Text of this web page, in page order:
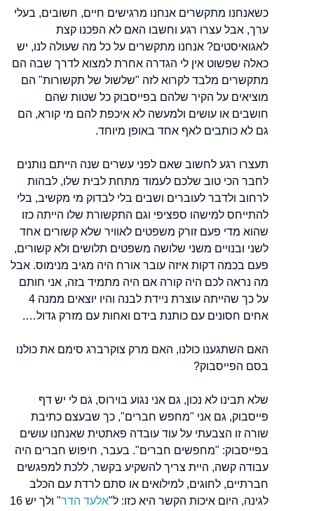
כשאנחנו מתקשרים אנחנו מרגישים חיים, חשובים, בעלי
ערך, אבל עצרו רגע וחשבו האם לא הפכנו קצת
לאגואיסטים? אנחנו מתקשרים על כל מה שעולה לנו, יש
כאלה שפשוט אין לי הגדרה אחרת למצוא לדרך שבה הם
מתקשרים מלבד לקרוא לזה "שלשול של תקשורות" הם
מוציאים על הקיר שלהם בפייסבוק כל שטות שהם
חושבים או עושים ולמעשה לא איכפת להם מי קורא, הם
גם לא כותבים לאף אחד באופן מיוחד.
תעצרו רגע לחשוב שאם לפני עשרים שנה הייתם נותנים
לחבר הכי טוב שלכם לעמוד מתחת לבית שלו, לבהות
לרחוב ולדבר לעוברים ושבים בלי לבדוק מי מקשיב, בלי
להתייחס למישהו ספציפי וגם התקשורת שלו הייתה כזו
שהוא מדי פעם זורק משפטים לאוויר שלא קשורים אחד
לשני ובנויים משני שלושה משפטים תלושים ולא קשורים,
פעם בכמה דקות איזה עובר אורח היה מגיב מנימוס. אבל
מה נראה לכם היה קורה אם היה מתמיד בזה, אני חותם
על כך שהייתה עוצרת ניידת לבנה והיו יוצאים ממנה 4
אחים חסונים עם כותנת בידם ואחות עם מזרק גדול….
האם השתגענו כולנו, האם מרק צוקרברג סימם את כולנו
בסם הפייסבוק?
שלא תבינו לא נכון, גם אני נגוע בוירוס, גם לי יש דף
פייסבוק, גם אני "מחפש חברים", כך שבעצם כתיבת
שורה זו הצבעתי על עוד עובדה פאתטית שאנחנו עושים
בפייסבוק: "מחפשים חברים". בעבר, חיפוש חברים היה
עבודה קשה, היית צריך להשקיע בקשר, ללכת למפגשים
חברתיים, לחוגים, למילואים או סתם לרדת עם הכלב
לגינה, היום איכות הקשר היא כזו: ל"אלעד הדר " ולך יש 16